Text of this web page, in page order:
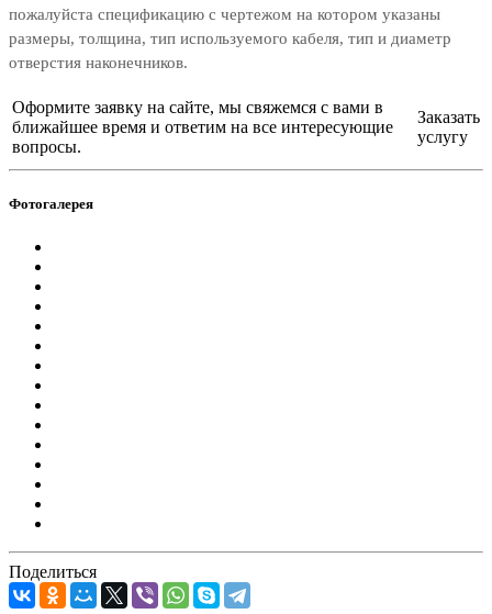
пожалуйста спецификацию с чертежом на котором указаны
размеры, толщина, тип используемого кабеля, тип и диаметр
отверстия наконечников.
Оформите заявку на сайте, мы свяжемся с вами в
ближайшее время и ответим на все интересующие
вопросы.
Заказать
услугу
Фотогалерея
Поделиться